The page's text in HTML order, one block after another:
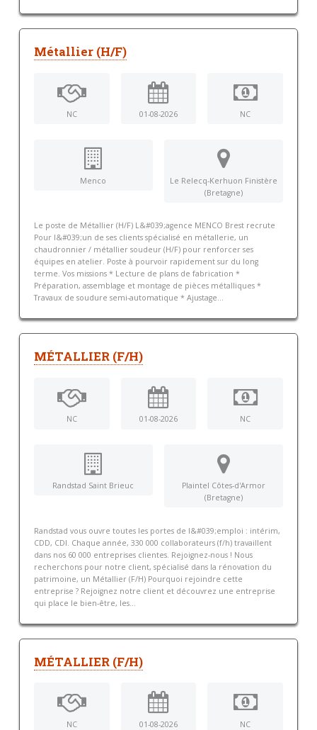
Métallier (H/F)
NC 01-08-2026 NC
Menco
Le Relecq-Kerhuon Finistère
(Bretagne)
Le poste de Métallier (H/F) L&#039;agence MENCO Brest recrute
Pour l&#039;un de ses clients spécialisé en métallerie, un
chaudronnier / métallier soudeur (H/F) pour renforcer ses
équipes en atelier. Poste à pourvoir rapidement sur du long
terme. Vos missions * Lecture de plans de fabrication *
Préparation, assemblage et montage de pièces métalliques *
Travaux de soudure semi-automatique * Ajustage...
MÉTALLIER (F/H)
NC 01-08-2026 NC
Randstad Saint Brieuc
Plaintel Côtes-d'Armor
(Bretagne)
Randstad vous ouvre toutes les portes de l&#039;emploi : intérim,
CDD, CDI. Chaque année, 330 000 collaborateurs (f/h) travaillent
dans nos 60 000 entreprises clientes. Rejoignez-nous ! Nous
recherchons pour notre client, spécialisé dans la rénovation du
patrimoine, un Métallier (F/H) Pourquoi rejoindre cette
entreprise ? Rejoignez notre client et découvrez une entreprise
qui place le bien-être, les...
MÉTALLIER (F/H)
NC 01-08-2026 NC